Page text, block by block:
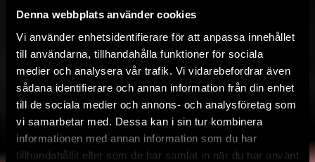
Denna webbplats använder cookies
Vi använder enhetsidentifierare för att anpassa innehållet
till användarna, tillhandahålla funktioner för sociala
medier och analysera vår trafik. Vi vidarebefordrar även
sådana identifierare och annan information från din enhet
till de sociala medier och annons- och analysföretag som
vi samarbetar med. Dessa kan i sin tur kombinera
informationen med annan information som du har
tillhandahållit eller som de har samlat in när du har använt